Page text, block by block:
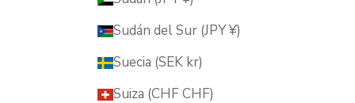
Sudán del Sur (JPY ¥)
Suecia (SEK kr)
Suiza (CHF CHF)